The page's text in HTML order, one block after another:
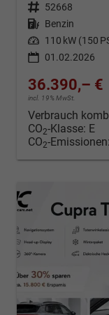
Fahrzeugnr. 52668
Kraftstoff Benzin
Leistung 110 kW (150
01.02.2026
36.390,– €
incl. 19% MwSt.
Verbrauch
CO2-Klasse: E
CO2-Emissionen: